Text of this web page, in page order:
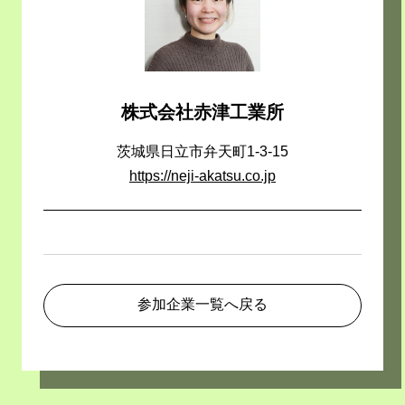
株式会社赤津工業所
茨城県日立市弁天町1-3-15
https://neji-akatsu.co.jp
参加企業一覧へ戻る